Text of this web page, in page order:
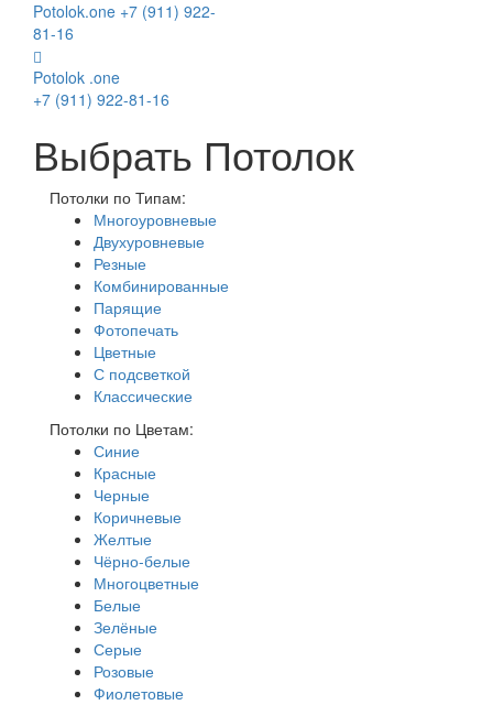
Potolok.one +7 (911) 922-
81-16
Potolok .one
+7 (911) 922-81-16
Выбрать Потолок
Потолки по Типам:
Многоуровневые
Двухуровневые
Резные
Комбинированные
Парящие
Фотопечать
Цветные
С подсветкой
Классические
Потолки по Цветам:
Синие
Красные
Черные
Коричневые
Желтые
Чёрно-белые
Многоцветные
Белые
Зелёные
Серые
Розовые
Фиолетовые